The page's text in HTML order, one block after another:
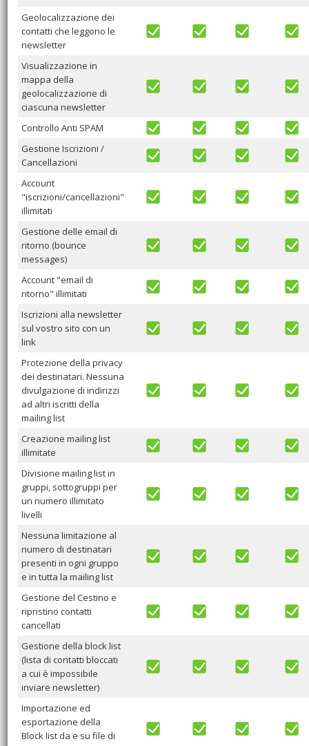
Geolocalizzazione dei
contatti che leggono le
newsletter
Visualizzazione in
mappa della
geolocalizzazione di
ciascuna newsletter
Controllo Anti SPAM
Gestione Iscrizioni /
Cancellazioni
Account
"iscrizioni/cancellazioni"
illimitati
Gestione delle email di
ritorno (bounce
messages)
Account "email di
ritorno" illimitati
Iscrizioni alla newsletter
sul vostro sito con un
link
Protezione della privacy
dei destinatari. Nessuna
divulgazione di indirizzi
ad altri iscritti della
mailing list
Creazione mailing list
illimitate
Divisione mailing list in
gruppi, sottogruppi per
un numero illimitato
livelli
Nessuna limitazione al
numero di destinatari
presenti in ogni gruppo
e in tutta la mailing list
Gestione del Cestino e
ripristino contatti
cancellati
Gestione della block list
(lista di contatti bloccati
a cui è impossibile
inviare newsletter)
Importazione ed
esportazione della
Block list da e su file di